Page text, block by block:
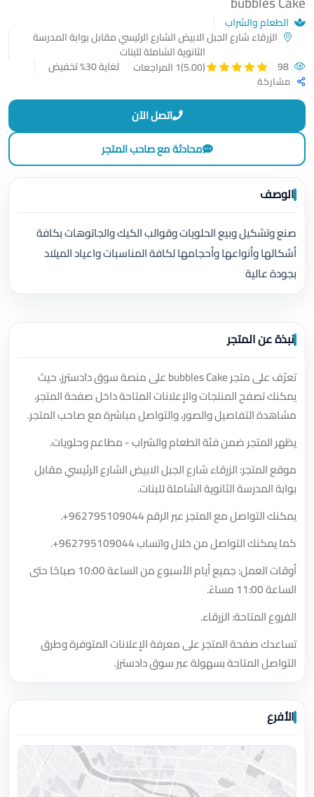
الطعام والشراب
الزرقاء شارع الجبل الابيض الشارع الرئيسي مقابل بوابة المدرسة
الثانوية الشاملة للبنات
(5.00) 1 المراجعات لغاية 30% تخفيض
مشاركة
اتصل الآن
محادثة مع صاحب المتجر
الوصف
صنع وتشكيل وبيع الحلويات وقوالب الكيك والجاتوهات بكافة
أشكالها وأنواعها وأحجامها لكافة المناسبات واعياد الميلاد
بجودة عالية
نبذة عن المتجر
تعرّف على متجر bubbles Cake على منصة سوق دادسترز، حيث
يمكنك تصفح المنتجات والإعلانات المتاحة داخل صفحة المتجر،
مشاهدة التفاصيل والصور، والتواصل مباشرة مع صاحب المتجر.
يظهر المتجر ضمن فئة الطعام والشراب - مطاعم وحلويات.
موقع المتجر: الزرقاء شارع الجبل الابيض الشارع الرئيسي مقابل
بوابة المدرسة الثانوية الشاملة للبنات.
يمكنك التواصل مع المتجر عبر الرقم+962795109044
.
كما يمكنك التواصل من خلال واتساب+962795109044
.
أوقات العمل: جميع أيام الأسبوع من الساعة 10:00 صباحًا حتى
الساعة 11:00 مساءً.
الفروع المتاحة: الزرقاء.
تساعدك صفحة المتجر على معرفة الإعلانات المتوفرة وطرق
التواصل المتاحة بسهولة عبر سوق دادسترز.
الأفرع